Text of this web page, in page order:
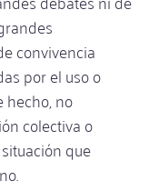
convivencia
por el uso o
hecho, no
colectiva o
que